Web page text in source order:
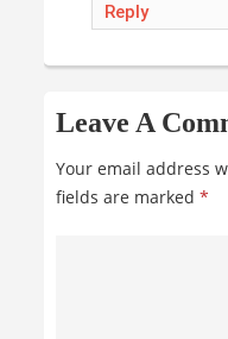
Reply
Leave A
Your email address
fields are marked *